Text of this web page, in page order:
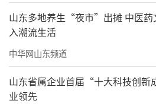
山东多地养生“夜市”出摊 中医药
入潮流生活
中华网山东频道
山东省属企业首届“十大科技创
业领先